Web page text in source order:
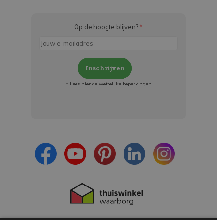
Op de hoogte blijven? *
Inschrijven
* Lees hier de wettelijke beperkingen